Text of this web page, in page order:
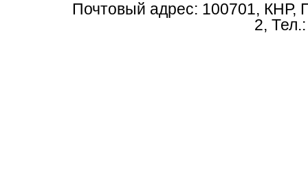
Почтовый адрес: 100701, КНР,
2,